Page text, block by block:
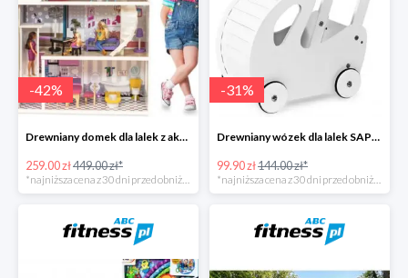
-42%
Drewniany domek dla lalek z akcesoriami i światełkami LED
259.00 zł449.00 zł*
*najniższa cena z 30 dni przed obniżką
-31%
Drewniany wózek dla lalek SAPPHIRE
99.90 zł144.00 zł*
*najniższa cena z 30 dni przed obniżką